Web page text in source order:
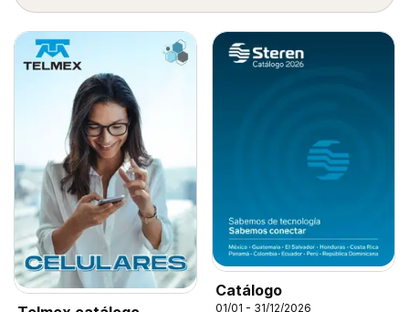
Catálogo
01/01 - 31/12/2026